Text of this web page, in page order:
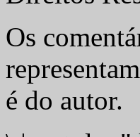
Os
é do autor.